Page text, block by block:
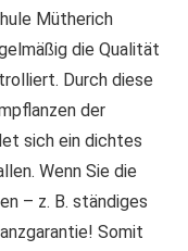
Mütherich
die Qualität
Durch diese
der
sich ein dichtes
Wenn Sie die
– z. B. ständiges
Somit